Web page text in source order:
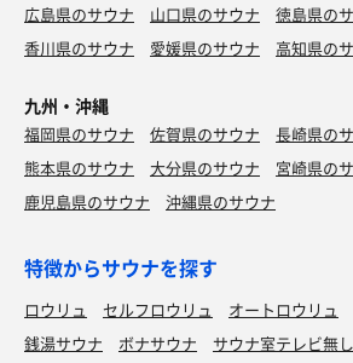
広島県のサウナ
山口県のサウナ
徳島県の
香川県のサウナ
愛媛県のサウナ 高知県の
九州・沖縄
福岡県のサウナ 佐賀県のサウナ
長崎県の
熊本県のサウナ
大分県のサウナ
宮崎県の
鹿児島県のサウナ
沖縄県のサウナ
特徴からサウナを探す
ロウリュ セルフロウリュ オートロウリュ
銭湯サウナ
ボナサウナ サウナ室テレビ無し